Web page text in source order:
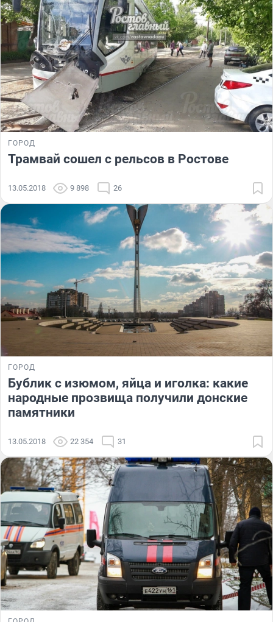
ГОРОД
Трамвай сошел с рельсов в Ростове
13.05.2018 9 898 26
ГОРОД
Бублик с изюмом, яйца и иголка: какие
народные прозвища получили донские
памятники
13.05.2018 22 354 31